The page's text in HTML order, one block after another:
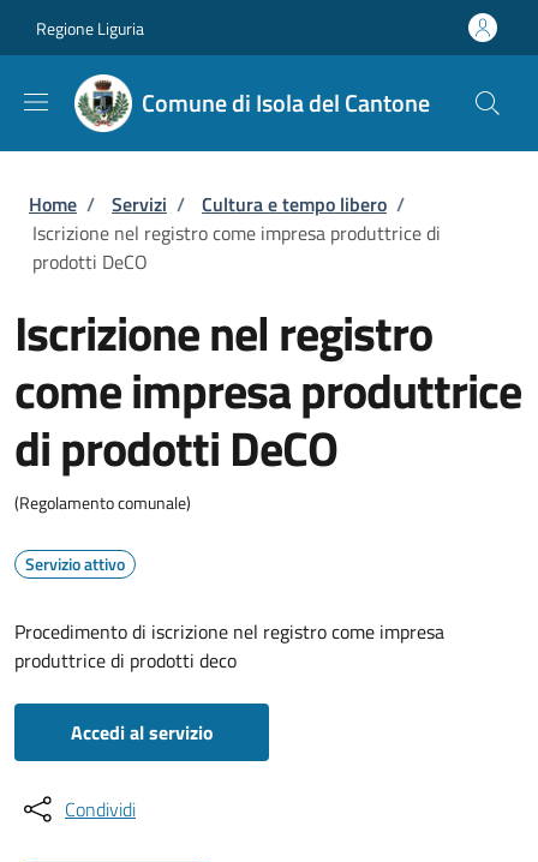
Regione Liguria
Comune di Isola del Cantone
Briciole di pane
Home / Servizi / Cultura e tempo libero /
Iscrizione nel registro come impresa produttrice di
prodotti DeCO
Iscrizione nel registro
come impresa produttrice
di prodotti DeCO
(Regolamento comunale)
Servizio attivo
Procedimento di iscrizione nel registro come impresa
produttrice di prodotti deco
Accedi al servizio
Condividi